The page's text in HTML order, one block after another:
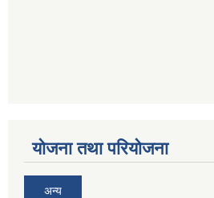
योजना तथा परियोजना
अन्य